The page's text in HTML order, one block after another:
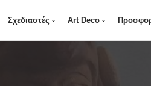
Σχεδιαστές Art Deco